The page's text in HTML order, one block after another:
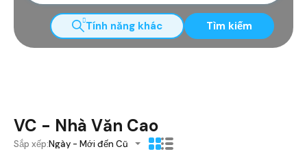
Tính năng khác Tìm kiếm
VC - Nhà Văn Cao
Sắp xếp:Ngày - Mới đến Cũ